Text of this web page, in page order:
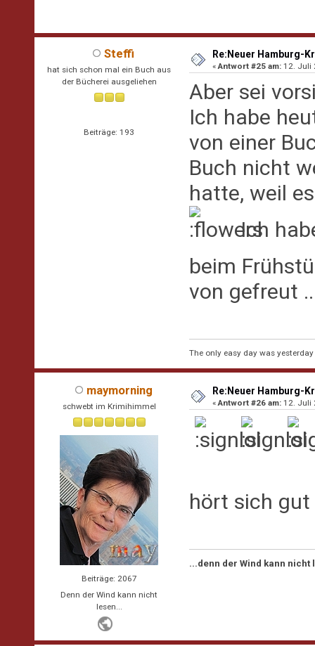
Steffi
hat sich schon mal ein Buch aus
der Bücherei ausgeliehen
Beiträge: 193
Re:Neuer Hamburg-
«Antwort #25 am: 12. Juli
Aber sei
Ich habe
von einer
Buch nicht
hatte, weil
Ich
beim
von gefreut
The only easy day was yesterday
maymorning
schwebt im Krimihimmel
Beiträge: 2067
Denn der Wind kann nicht
lesen...
Re:Neuer Hamburg-
«Antwort #26 am: 12. Juli
hört sich
...denn der Wind kann nicht